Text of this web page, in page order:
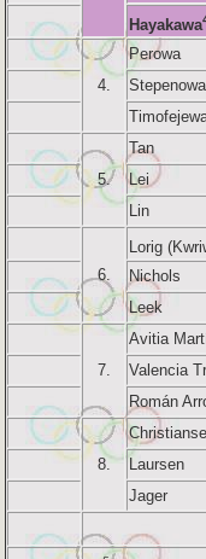
Hayakawa
4.
Perowa
Stepenowa
5.
Tan
Lei
Lin
6.
Lorig
Nichols
Leek
7.
Avitia
Valencia
Román
8.
Laursen
Jager